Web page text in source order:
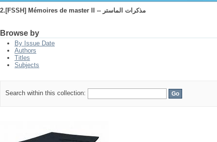
2.[FSSH] Mémoires de master II -- مذكرات الماستر
Browse by
By Issue Date
Authors
Titles
Subjects
Search within this collection: